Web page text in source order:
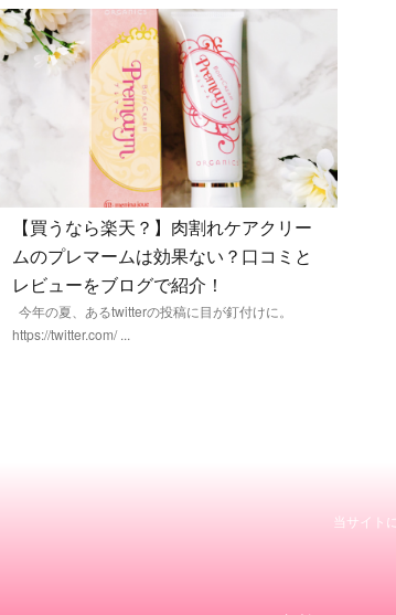
【買うなら楽天？】肉割れケアクリー
ムのプレマームは効果ない？口コミと
レビューをブログで紹介！
今年の夏、あるtwitterの投稿に目が釘付けに。
https://twitter.com/ ...
当サイト